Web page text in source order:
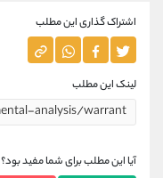
اشتراک گذاری این مطلب
لینک این مطلب
آیا این مطلب برای شما مفید بود؟